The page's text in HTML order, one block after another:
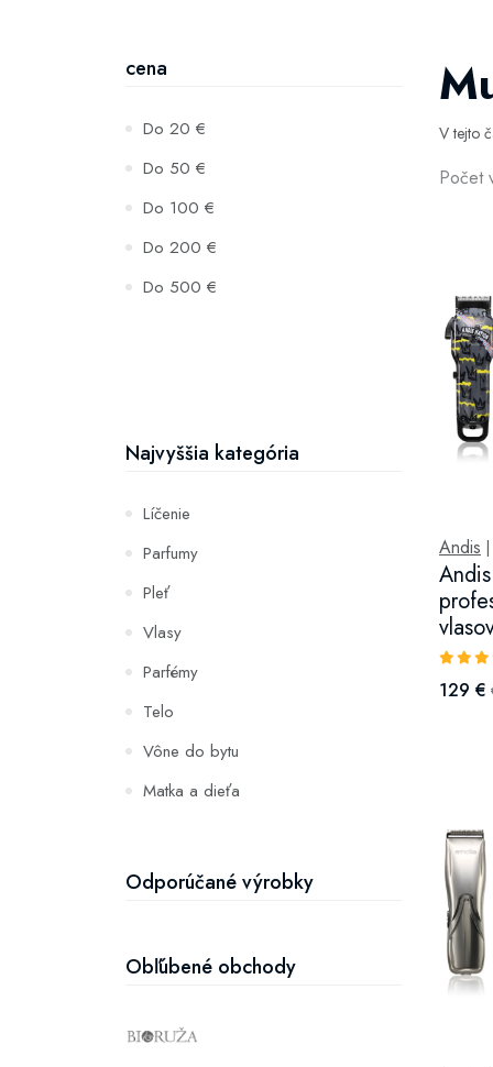
cena
Do 20 €
Do 50 €
Do 100 €
Do 200 €
Do 500 €
Najvyššia kategória
Líčenie
Parfumy
Pleť
Vlasy
Parfémy
Telo
Vône do bytu
Matka a dieťa
Hydratácia a výživa pleti
Odporúčané výrobky
Obľúbené obchody
V tejto
Počet
Andis
129 €